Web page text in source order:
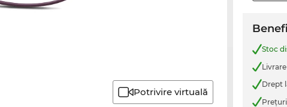
Potrivire virtuală
Stoc
Drept